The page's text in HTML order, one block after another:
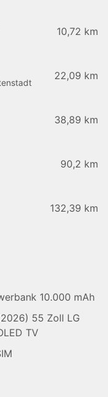
10,72 km
22,09 km
38,89 km
90,2 km
132,39 km
10.000 mAh
55 Zoll LG
TV